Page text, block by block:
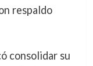
respaldo
consolidar su